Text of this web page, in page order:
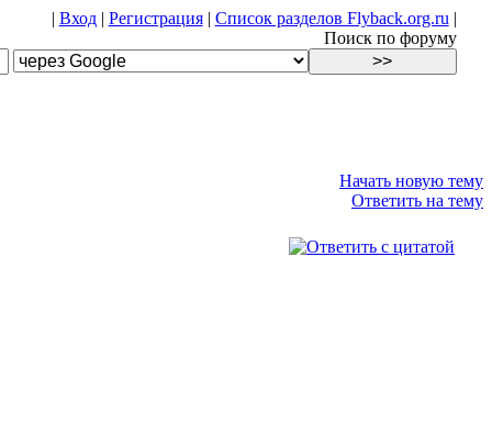
| Вход| Регистрация| Список разделов Flyback.org.ru |
Поиск по форуму
Начать новую тему
Ответить на тему